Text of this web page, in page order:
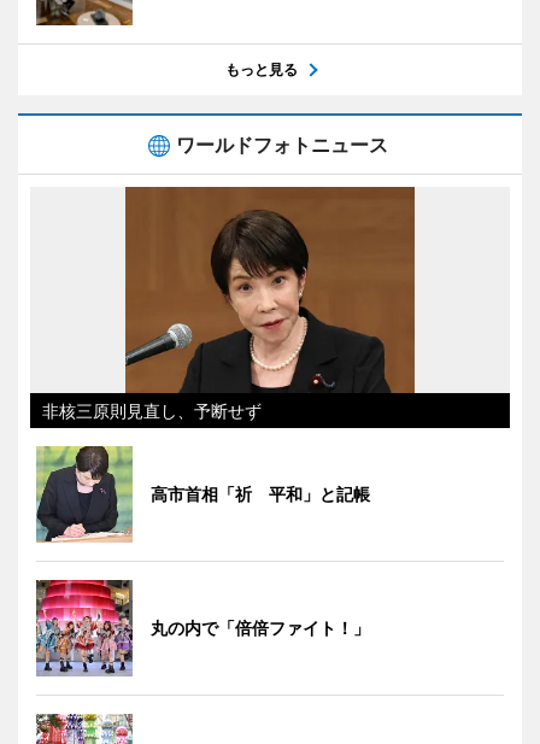
もっと見る
ワールドフォトニュース
非核三原則見直し、予断せず
高市首相「祈 平和」と記帳
丸の内で「倍倍ファイト！」